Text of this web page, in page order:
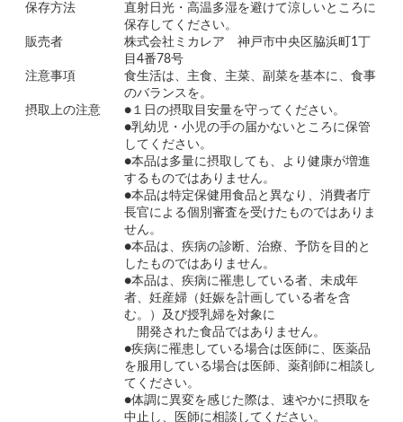
保存方法
直射日光・高温多湿を避けて涼しいところに
保存してください。
販売者
株式会社ミカレア 神戸市中央区脇浜町1丁
目4番78号
注意事項
食生活は、主食、主菜、副菜を基本に、食事
のバランスを。
摂取上の注意
●１日の摂取目安量を守ってください。
●乳幼児・小児の手の届かないところに保管
してください。
●本品は多量に摂取しても、より健康が増進
するものではありません。
●本品は特定保健用食品と異なり、消費者庁
長官による個別審査を受けたものではありま
せん。
●本品は、疾病の診断、治療、予防を目的と
したものではありません。
●本品は、疾病に罹患している者、未成年
者、妊産婦（妊娠を計画している者を含
む。）及び授乳婦を対象に
開発された食品ではありません。
●疾病に罹患している場合は医師に、医薬品
を服用している場合は医師、薬剤師に相談し
てください。
●体調に異変を感じた際は、速やかに摂取を
中止し、医師に相談してください。